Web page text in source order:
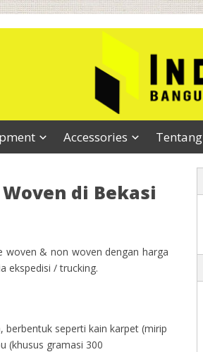
Accessories Tentang
di Bekasi
& non woven dengan harga
ekspedisi / trucking.
berbentuk seperti kain karpet (mirip
(khusus gramasi 300